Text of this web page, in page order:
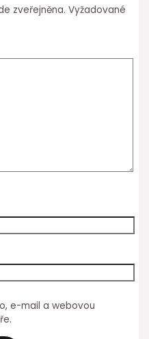
zveřejněna. Vyžadované
e-mail a webovou